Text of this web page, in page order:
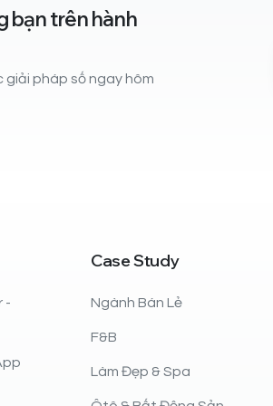
bạn trên hành
giải pháp số ngay hôm
-
CaseStudy
Ngành Bán Lẻ
F&B
Làm Đẹp & Spa